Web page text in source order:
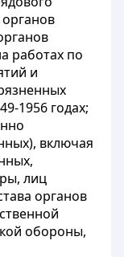
работах по
и
1956 годах;
включая
лиц
органов
обороны,